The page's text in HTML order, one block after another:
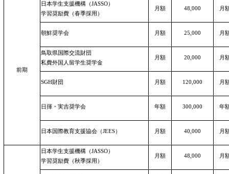
前期
日本学生支援機構（JASSO）
学習奨励費（春季採用）
月額 48,000 月
朝鮮奨学会 月額 25,000 月
鳥取県国際交流財団
私費外国人留学生奨学金
月額 20,000 月
SGH財団 月額 120,000 月
日揮・実吉奨学会 年額 300,000 年
日本国際教育支援協会（JEES） 月額 40,000 月
日本学生支援機構（JASSO）
学習奨励費（秋季採用）
月額 48,000 月